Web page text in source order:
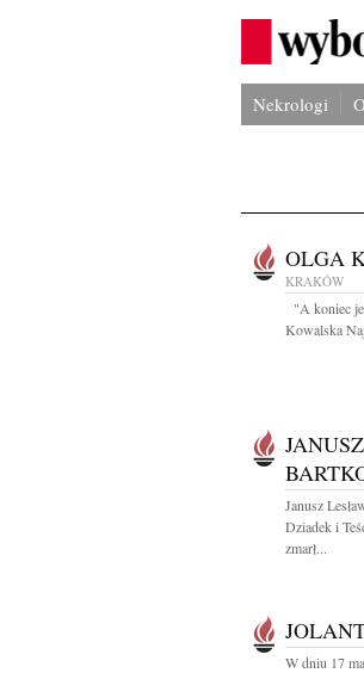
Nekrologi
OLGA
KRAKÓW
"A koniec
Kowalska
Janusz
Dziadek i
zmarł...
W dniu 17